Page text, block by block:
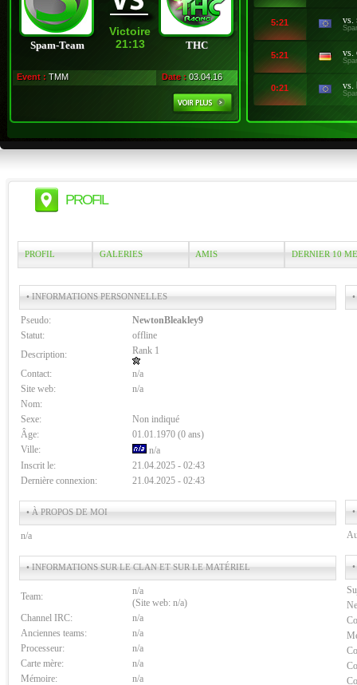
Spam-Team
Victoire
21:13
THC
Event : TMM Date : 03.04.16
5:21 vs.
5:21 vs.
0:21 vs.
PROFIL
PROFIL GALERIES AMIS DERNIER 10
• INFORMATIONS PERSONNELLES
Pseudo:
NewtonBleakley9
Statut:
offline
Description:
Rank 1
Contact:
n/a
Site web:
n/a
Nom:
Sexe:
Non indiqué
Âge:
01.01.1970 (0 ans)
Ville:
n/a
Inscrit le:
21.04.2025 - 02:43
Dernière connexion:
21.04.2025 - 02:43
• À PROPOS DE MOI
n/a
• INFORMATIONS SUR LE CLAN ET SUR LE MATÉRIEL
Team:
n/a
(Site web: n/a)
Channel IRC:
n/a
Anciennes teams:
n/a
Processeur:
n/a
Carte mère:
n/a
Mémoire:
n/a
•
•
•